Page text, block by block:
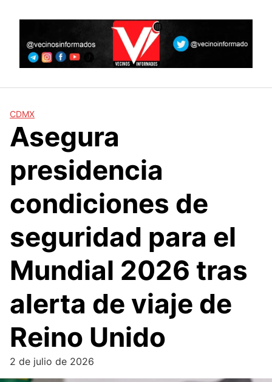
CDMX
Asegura
presidencia
condiciones de
seguridad para el
Mundial 2026 tras
alerta de viaje de
Reino Unido
2 de julio de 2026